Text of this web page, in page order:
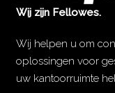
Wij zijn Fellowes.
Wij helpen u om
oplossingen voor
uw kantoorruimte